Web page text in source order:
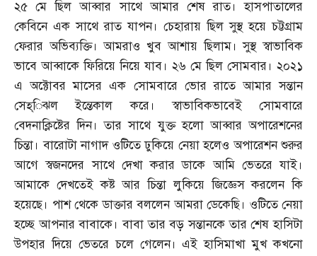
২৫ মে ছিল আব্বার সাথে আমার শেষ রাত। হাসপাতালের
কেবিনে এক সাথে রাত যাপন। চেহারায় ছিল সুস্থ হয়ে চট্টগ্রাম
ফেরার অভিব্যক্তি। আমরাও খুব আশায় ছিলাম। সুস্থ স্বাভাবিক
ভাবে আব্বাকে ফিরিয়ে নিয়ে যাব। ২৬ মে ছিল সোমবার। ২০২১
এ অক্টোবর মাসের এক সোমবারে ভোর রাতে আমার সন্তান
সেহ্‌িঝল ইন্তেকাল করে। স্বাভাবিকভাবেই সোমবারে
বেদনাক্লিষ্টের দিন। তার সাথে যুক্ত হলো আব্বার অপারেশনের
চিন্তা। বারোটা নাগাদ ওটিতে ঢুকিয়ে নেয়া হলেও অপারেশন শুরুর
আগে স্বজনদের সাথে দেখা করার ডাকে আমি ভেতরে যাই।
আমাকে দেখতেই কষ্ট আর চিন্তা লুকিয়ে জিজ্ঞেস করলেন কি
হয়েছে। পাশ থেকে ডাক্তার বললেন আমরা ডেকেছি। ওটিতে নেয়া
হচ্ছে আপনার বাবাকে। বাবা তার বড় সন্তানকে তার শেষ হাসিটা
উপহার দিয়ে ভেতরে চলে গেলেন। এই হাসিমাখা মুখ কখনো